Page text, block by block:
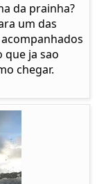
da prainha?
um das
que ja sao
chegar.